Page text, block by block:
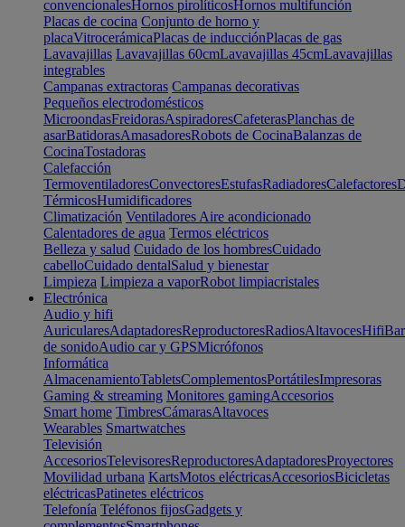
convencionalesHornos pirolíticosHornos multifunción
Placas de cocina Conjunto de horno y
placaVitrocerámicaPlacas de inducciónPlacas de gas
Lavavajillas Lavavajillas 60cmLavavajillas 45cmLavavajillas
integrables
Campanas extractoras Campanas decorativas
Pequeños electrodomésticos
MicroondasFreidorasAspiradoresCafeterasPlanchas de
asarBatidorasAmasadoresRobots de CocinaBalanzas de
CocinaTostadoras
Calefacción
TermoventiladoresConvectoresEstufasRadiadoresCalefactores
TérmicosHumidificadores
Climatización Ventiladores Aire acondicionado
Calentadores de agua Termos eléctricos
Belleza y salud Cuidado de los hombresCuidado
cabelloCuidado dentalSalud y bienestar
Limpieza Limpieza a vaporRobot limpiacristales
Electrónica
Audio y hifi
AuricularesAdaptadoresReproductoresRadiosAltavocesHifi
de sonidoAudio car y GPSMicrófonos
Informática
AlmacenamientoTabletsComplementosPortátilesImpresoras
Gaming & streaming Monitores gamingAccesorios
Smart home TimbresCámarasAltavoces
Wearables Smartwatches
Televisión
AccesoriosTelevisoresReproductoresAdaptadoresProyectores
Movilidad urbana KartsMotos eléctricasAccesoriosBicicletas
eléctricasPatinetes eléctricos
Telefonía Teléfonos fijosGadgets y